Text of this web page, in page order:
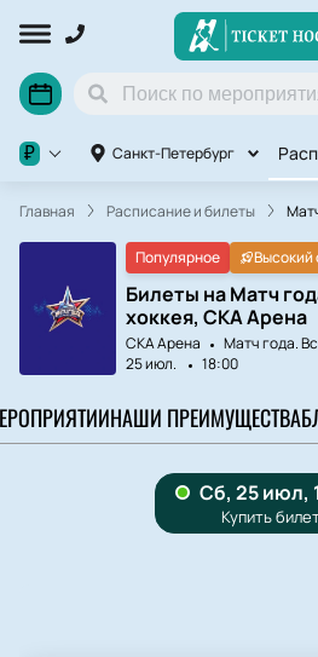
Санкт-Петербург
₽
Главная Расписание и билеты
Популярное Высокий
Билеты на Матч
хоккея, СКА Арена
СКА Арена Матч года.
25 июл.
18:00
НАШИ ПРЕИМУЩЕСТВА